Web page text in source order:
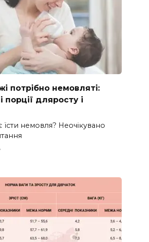
потрібно немовляті:
порції дляросту і
їсти немовля? Неочікувано